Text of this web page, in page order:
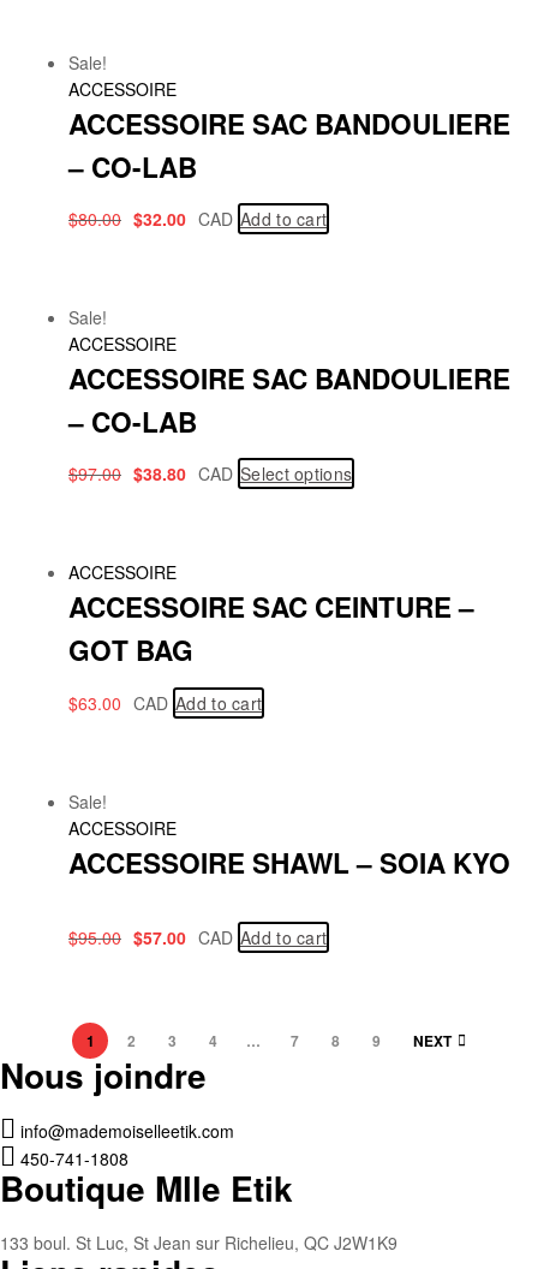
Sale!
ACCESSOIRE
ACCESSOIRE SAC BANDOULIERE
– CO-LAB
$80.00 $32.00 CAD Add to cart
Sale!
ACCESSOIRE
ACCESSOIRE SAC BANDOULIERE
– CO-LAB
$97.00 $38.80 CAD Select options
ACCESSOIRE
ACCESSOIRE SAC CEINTURE –
GOT BAG
$63.00 CAD Add to cart
Sale!
ACCESSOIRE
ACCESSOIRE SHAWL – SOIA KYO
$95.00 $57.00 CAD Add to cart
1 2 3 4 … 7 8 9 NEXT
Nous joindre
info@mademoiselleetik.com
450-741-1808
Boutique Mlle Etik
133 boul. St Luc, St Jean sur Richelieu, QC J2W1K9